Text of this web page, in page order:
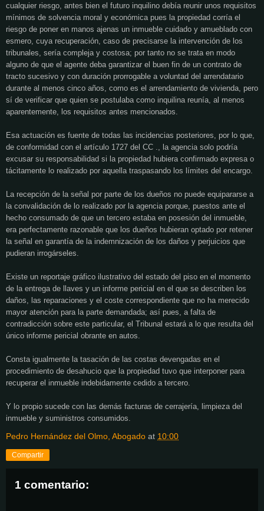
cualquier riesgo, antes bien el futuro inquilino debía reunir unos requisitos
mínimos de solvencia moral y económica pues la propiedad corría el
riesgo de poner en manos ajenas un inmueble cuidado y amueblado con
esmero, cuya recuperación, caso de precisarse la intervención de los
tribunales, sería compleja y costosa; por tanto no se trata en modo
alguno de que el agente deba garantizar el buen fin de un contrato de
tracto sucesivo y con duración prorrogable a voluntad del arrendatario
durante al menos cinco años, como es el arrendamiento de vivienda , pero
sí de verificar que quien se postulaba como inquilina reunía, al menos
aparentemente, los requisitos antes mencionados.
Esa actuación es fuente de todas las incidencias posteriores, por lo que,
de conformidad con el artículo 1727 del CC ., la agencia solo podría
excusar su responsabilidad si la propiedad hubiera confirmado expresa o
tácitamente lo realizado por aquella traspasando los límites del encargo.
La recepción de la señal por parte de los dueños no puede equipararse a
la convalidación de lo realizado por la agencia porque, puestos ante el
hecho consumado de que un tercero estaba en posesión del inmueble,
era perfectamente razonable que los dueños hubieran optado por retener
la señal en garantía de la indemnización de los daños y perjuicios que
pudieran irrogárseles.
Existe un reportaje gráfico ilustrativo del estado del piso en el momento
de la entrega de llaves y un informe pericial en el que se describen los
daños, las reparaciones y el coste correspondiente que no ha merecido
mayor atención para la parte demandada; así pues, a falta de
contradicción sobre este particular, el Tribunal estará a lo que resulta del
único informe pericial obrante en autos.
Consta igualmente la tasación de las costas devengadas en el
procedimiento de desahucio que la propiedad tuvo que interponer para
recuperar el inmueble indebidamente cedido a tercero.
Y lo propio sucede con las demás facturas de cerrajería, limpieza del
inmueble y suministros consumidos.
Pedro Hernández del Olmo, Abogado at 10:00
Compartir
1 comentario: